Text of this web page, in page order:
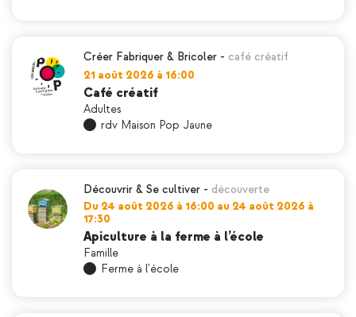
Créer Fabriquer & Bricoler - café créatif
21 août 2026 à 16:00
Café créatif
Adultes
rdv Maison Pop Jaune
Découvrir & Se cultiver - découverte
Du 24 août 2026 à 16:00 au 24 août 2026 à
17:30
Apiculture à la ferme à l’école
Famille
Ferme à l'école